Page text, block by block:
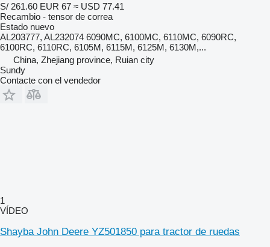
S/ 261.60 EUR 67 ≈ USD 77.41
Recambio - tensor de correa
Estado nuevo
AL203777, AL232074 6090MC, 6100MC, 6110MC, 6090RC,
6100RC, 6110RC, 6105M, 6115M, 6125M, 6130M,...
China, Zhejiang province, Ruian city
Sundy
Contacte con el vendedor
1
VÍDEO
Shayba John Deere YZ501850 para tractor de ruedas